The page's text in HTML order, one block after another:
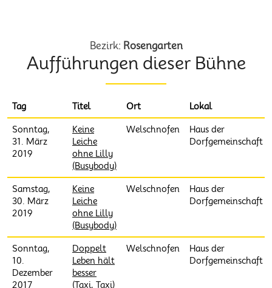
Bezirk: Rosengarten
Aufführungen dieser Bühne
Tag Titel Ort Lokal
Sonntag,
31. März
2019
Keine
Leiche
ohne Lilly
(Busybody)
Welschnofen
Haus der
Dorfgemeinschaft
Samstag,
30. März
2019
Keine
Leiche
ohne Lilly
(Busybody)
Welschnofen
Haus der
Dorfgemeinschaft
Sonntag,
10.
Dezember
2017
Doppelt
Leben hält
besser
(Taxi, Taxi)
Welschnofen
Haus der
Dorfgemeinschaft